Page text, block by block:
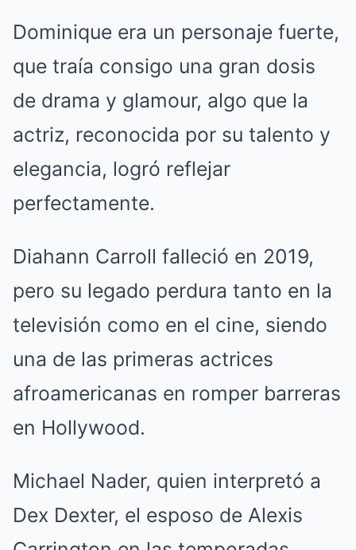
Dominique era un personaje fuerte,
que traía consigo una gran dosis
de drama y glamour, algo que la
actriz, reconocida por su talento y
elegancia, logró reflejar
perfectamente.
Diahann Carroll falleció en 2019,
pero su legado perdura tanto en la
televisión como en el cine, siendo
una de las primeras actrices
afroamericanas en romper barreras
en Hollywood.
Michael Nader, quien interpretó a
Dex Dexter, el esposo de Alexis